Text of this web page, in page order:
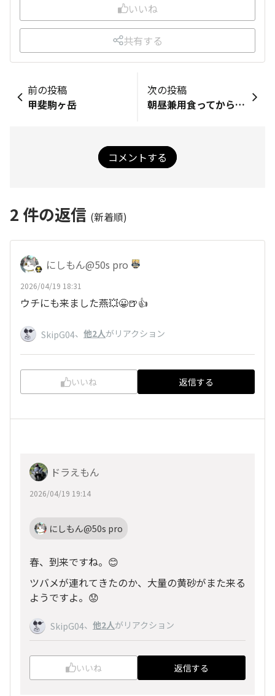
いいね
共有する
前の投稿
甲斐駒ヶ岳
次の投稿
朝昼兼用食ってからぶらぶら～
コメントする
2 件の返信 (新着順)
にしもん@50s pro
2026/04/19 18:31
ウチにも来ました燕💥😀🍺👍
SkipG04、 他2人がリアクション
いいね 返信する
ドラえもん
2026/04/19 19:14
にしもん@50s pro
春、到来ですね。😊
ツバメが連れてきたのか、大量の黄砂がまた来る
ようですよ。😟
SkipG04、 他2人がリアクション
いいね 返信する